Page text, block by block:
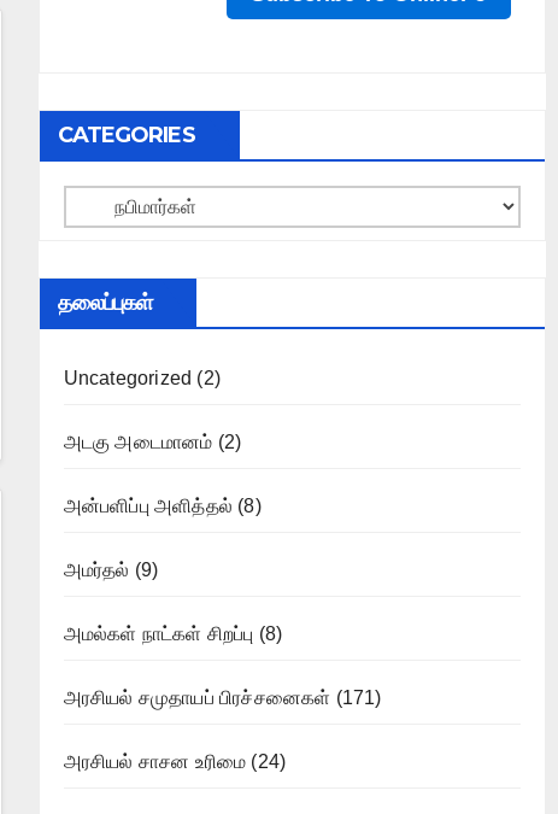
CATEGORIES
Categories
தலைப்புகள்
Uncategorized (2)
அடகு அடைமானம் (2)
அன்பளிப்பு அளித்தல் (8)
அமர்தல் (9)
அமல்கள் நாட்கள் சிறப்பு (8)
அரசியல் சமுதாயப் பிரச்சனைகள் (171)
அரசியல் சாசன உரிமை (24)